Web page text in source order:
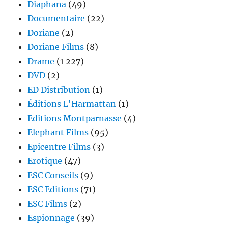
Diaphana (49)
Documentaire (22)
Doriane (2)
Doriane Films (8)
Drame (1 227)
DVD (2)
ED Distribution (1)
Éditions L'Harmattan (1)
Editions Montparnasse (4)
Elephant Films (95)
Epicentre Films (3)
Erotique (47)
ESC Conseils (9)
ESC Editions (71)
ESC Films (2)
Espionnage (39)